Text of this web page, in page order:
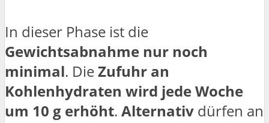
In dieser Phase ist die
Gewichtsabnahme nur noch
minimal. DieZufuhr an
Kohlenhydraten wird jede Woche
um 10 g erhöht. Alternativ dürfen an